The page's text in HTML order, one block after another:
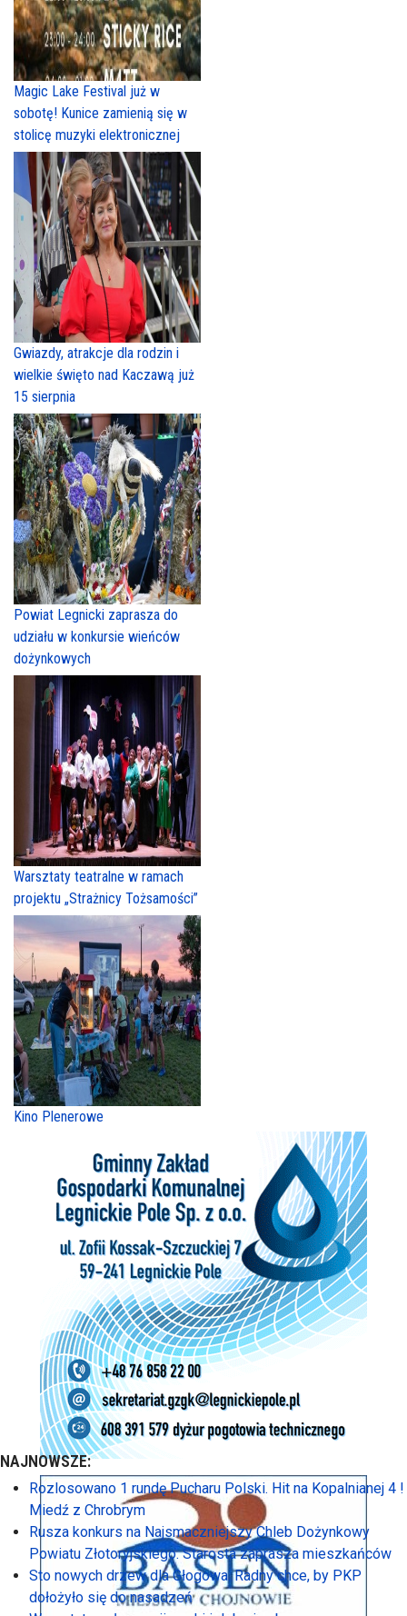
Magic Lake Festival już w
sobotę! Kunice zamienią się w
stolicę muzyki elektronicznej
Gwiazdy, atrakcje dla rodzin i
wielkie święto nad Kaczawą już
15 sierpnia
Powiat Legnicki zaprasza do
udziału w konkursie wieńców
dożynkowych
Warsztaty teatralne w ramach
projektu „Strażnicy Tożsamości”
Kino Plenerowe
NAJNOWSZE:
Rozlosowano 1 rundę Pucharu Polski. Hit na Kopalnianej 4 !
Miedź z Chrobrym
Rusza konkurs na Najsmaczniejszy Chleb Dożynkowy
Powiatu Złotoryjskiego. Starosta zaprasza mieszkańców
Sto nowych drzew dla Głogowa. Radny chce, by PKP
dołożyło się do nasadzeń